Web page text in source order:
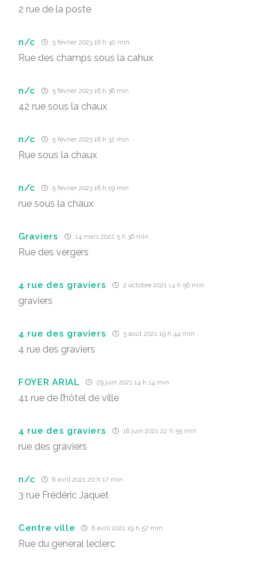
2 rue de la poste
n/c 5 février 2023 16 h 40 min
Rue des champs sous la cahux
n/c 5 février 2023 16 h 38 min
42 rue sous la chaux
n/c 5 février 2023 16 h 32 min
Rue sous la chaux
n/c 5 février 2023 16 h 19 min
rue sous la chaux
Graviers 14 mars 2022 5 h 36 min
Rue des vergers
4 rue des graviers 2 octobre 2021 14 h 56 min
graviers
4 rue des graviers 5 août 2021 19 h 44 min
4 rue des graviers
FOYER ARIAL 29 juin 2021 14 h 14 min
41 rue de l’hôtel de ville
4 rue des graviers 18 juin 2021 22 h 55 min
rue des graviers
n/c 8 avril 2021 20 h 17 min
3 rue Frédéric Jaquet
Centre ville 8 avril 2021 19 h 57 min
Rue du general leclerc